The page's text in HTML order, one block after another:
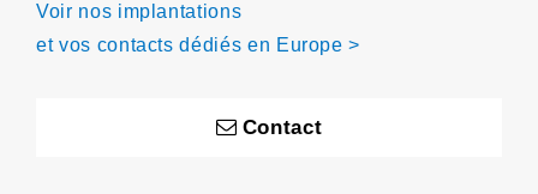
Voir nos implantations
et vos contacts dédiés en Europe >
Contact